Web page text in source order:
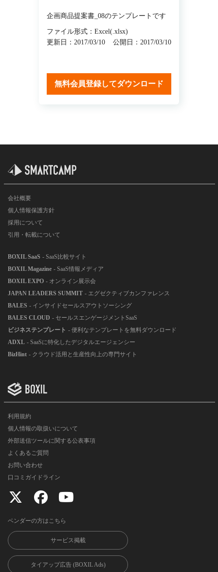
企画商品提案書_08のテンプレートです
ファイル形式：Excel(.xlsx)
更新日：2017/03/10
公開日：2017/03/10
無料会員登録してダウンロード
会社概要
個人情報保護方針
採用について
引用・転載について
BOXIL SaaS - SaaS比較サイト
BOXIL Magazine - SaaS情報メディア
BOXIL EXPO - オンライン展示会
JAPAN LEADERS SUMMIT - エグゼクティブカンファレンス
BALES - インサイドセールスアウトソーシング
BALES CLOUD - セールスエンゲージメントSaaS
ビジネステンプレート - 便利なテンプレートを無料ダウンロード
ADXL - SaaSに特化したデジタルエージェンシー
BizHint - クラウド活用と生産性向上の専門サイト
利用規約
個人情報の取扱いについて
外部送信ツールに関する公表事項
よくあるご質問
お問い合わせ
口コミガイドライン
ベンダーの方はこちら
サービス掲載
タイアップ広告 (BOXIL Ads)